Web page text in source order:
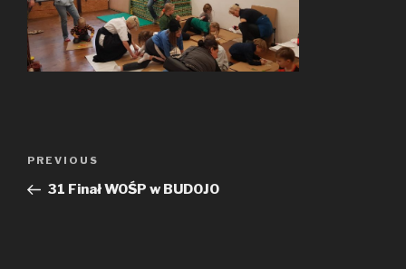
Nawigacja
Previous
Post
PREVIOUS
31 Finał WOŚP w BUDOJO